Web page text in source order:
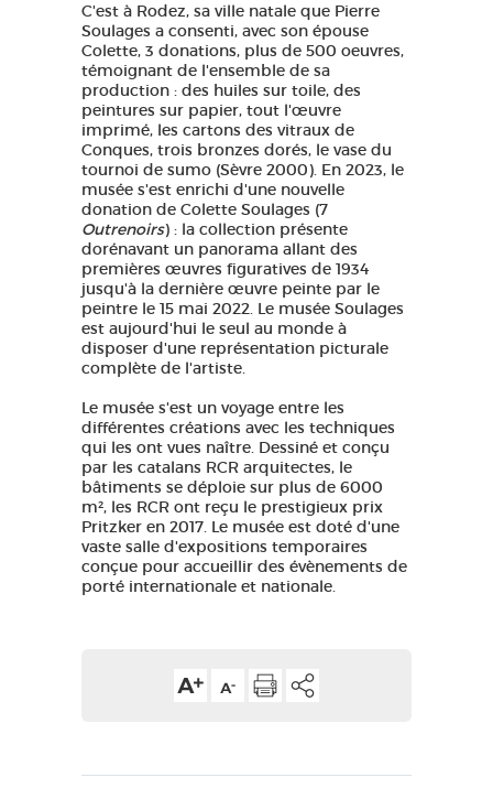
C'est à Rodez, sa ville natale que Pierre
Soulages a consenti, avec son épouse
Colette, 3 donations, plus de 500 oeuvres,
témoignant de l'ensemble de sa
production : des huiles sur toile, des
peintures sur papier, tout l'œuvre
imprimé, les cartons des vitraux de
Conques, trois bronzes dorés, le vase du
tournoi de sumo (Sèvre 2000). En 2023, le
musée s'est enrichi d'une nouvelle
donation de Colette Soulages (7
Outrenoirs) : la collection présente
dorénavant un panorama allant des
premières œuvres figuratives de 1934
jusqu'à la dernière œuvre peinte par le
peintre le 15 mai 2022. Le musée Soulages
est aujourd'hui le seul au monde à
disposer d'une représentation picturale
complète de l'artiste.
Le musée s'est un voyage entre les
différentes créations avec les techniques
qui les ont vues naître. Dessiné et conçu
par les catalans RCR arquitectes, le
bâtiments se déploie sur plus de 6000
m², les RCR ont reçu le prestigieux prix
Pritzker en 2017. Le musée est doté d'une
vaste salle d'expositions temporaires
conçue pour accueillir des évènements de
porté internationale et nationale.